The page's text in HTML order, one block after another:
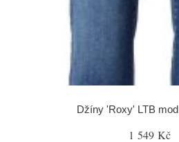
Džíny 'Roxy' LTB
1 549 Kč